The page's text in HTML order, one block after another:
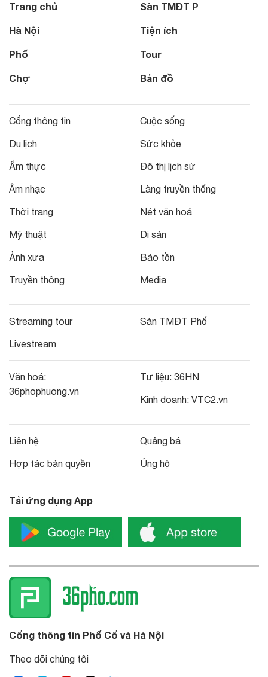
Trang chủ
Hà Nội
Phố
Chợ
Sàn TMĐT P
Tiện ích
Tour
Bản đồ
Cổng thông tin
Du lịch
Ẩm thực
Âm nhạc
Thời trang
Mỹ thuật
Ảnh xưa
Truyền thông
Cuộc sống
Sức khỏe
Đô thị lịch sử
Làng truyền thống
Nét văn hoá
Di sản
Bảo tồn
Media
Streaming tour
Livestream
Sàn TMĐT Phố
Văn hoá:
36phophuong.vn
Tư liệu: 36HN
Kinh doanh: VTC2.vn
Liên hệ
Hợp tác bản quyền
Quảng bá
Ủng hộ
Tải ứng dụng App
Cổng thông tin Phố Cổ và Hà Nội
Theo dõi chúng tôi